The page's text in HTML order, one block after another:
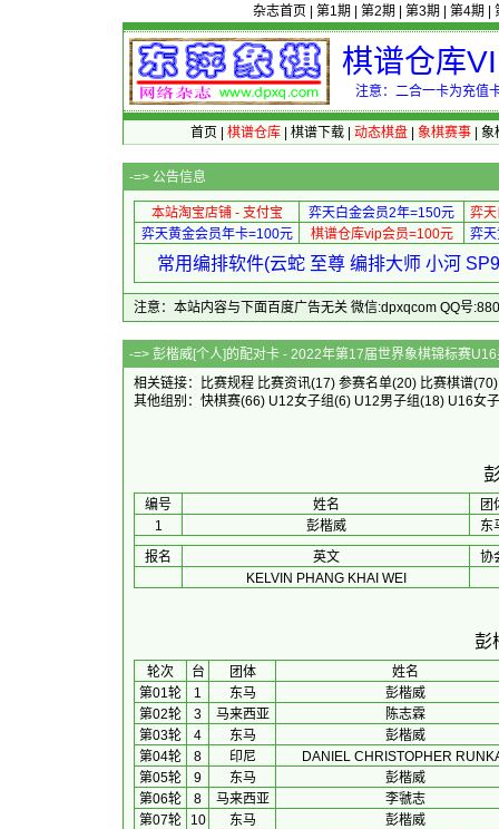
杂志首页 第1期 第2期 第3期 第4期
棋谱仓库
注意：二合一卡为充值
首页 棋谱仓库| 棋谱下载| 动态棋盘| 象棋赛事| 象
-=> 公告信息
本站淘宝店铺 - 支付宝 弈天白金会员2年=150元
弈
弈天黄金会员年卡=100元
棋谱仓库vip会员=100元 弈
常用编排软件(云蛇 至尊 编排大师 小河
注意：本站内容与下面百度广告无关 微信:dpxqcom QQ号
-=> 彭楷威[个人]的配对卡 - 2022年第
相关链接：
比赛规程 比赛资讯(17) 参赛名单(20) 比赛棋谱
其他组别： 快棋赛(66) U12女子组(6) U12男子组(18) U16女
编号 姓名
团
1
彭楷威
东
报名
英文
协
KELVIN PHANG KHAI WEI
彭
轮次 台 团体
姓名
第01轮
1 东马
彭楷威
第02轮
3 马来西亚
陈志霖
第03轮
4 东马
彭楷威
第04轮
8 印尼
DANIEL CHRISTOPHER
第05轮
9 东马
彭楷威
第06轮
8 马来西亚
李虢志
第07轮
10 东马
彭楷威